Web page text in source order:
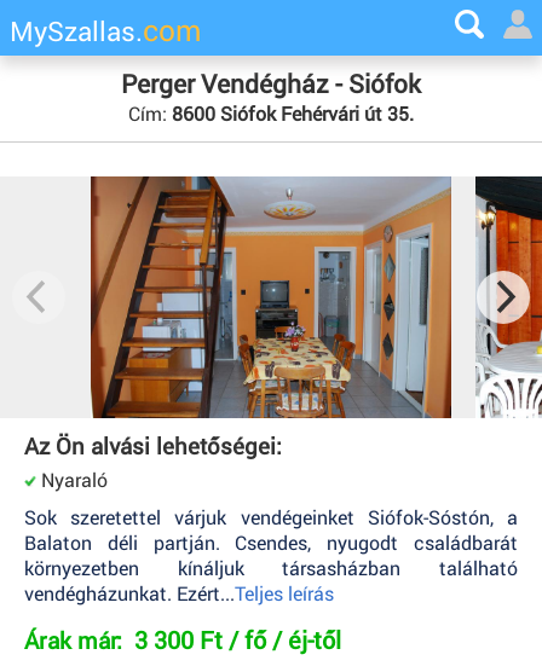
MySzallas.com
Perger Vendégház - Siófok
Cím: 8600 Siófok Fehérvári út 35.
Az Ön alvási lehetőségei:
Nyaraló
Sok szeretettel várjuk vendégeinket Siófok-Sóstón, a
Balaton déli partján. Csendes, nyugodt családbarát
környezetben kínáljuk társasházban található
vendégházunkat. Ezért...Teljes leírás
Árak már: 3 300 Ft / fő / éj-től